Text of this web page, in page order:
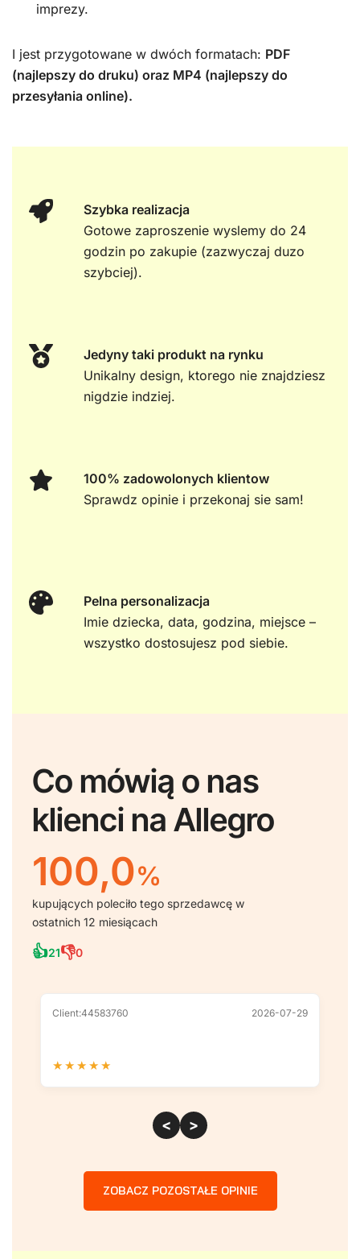
imprezy.
I jest przygotowane w dwóch formatach: PDF
(najlepszy do druku) oraz MP4 (najlepszy do
przesyłania online).
Szybka realizacja
Gotowe zaproszenie wyslemy do 24
godzin po zakupie (zazwyczaj duzo
szybciej).
Jedyny taki produkt na rynku
Unikalny design, ktorego nie znajdziesz
nigdzie indziej.
100% zadowolonych klientow
Sprawdz opinie i przekonaj sie sam!
Pelna personalizacja
Imie dziecka, data, godzina, miejsce –
wszystko dostosujesz pod siebie.
Co mówią o nas
klienci na Allegro
100,0%
kupujących poleciło tego sprzedawcę w
ostatnich 12 miesiącach
👍21👎0
Client:44583760 2026-07-29
★ ★ ★ ★ ★
< >
ZOBACZ POZOSTAŁE OPINIE